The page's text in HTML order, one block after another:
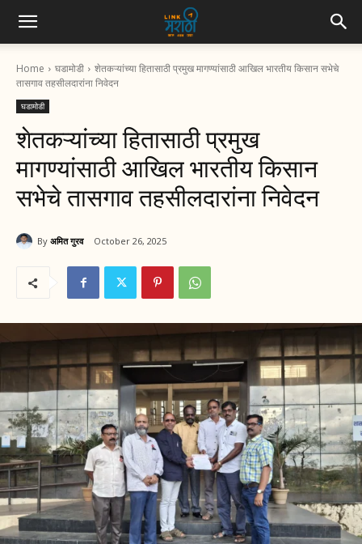
Home घडामोडी
शेतकऱ्यांच्या हितासाठी प्रमुख मागण्यांसाठी आखिल भारतीय किसान सभेचे
तासगाव तहसीलदारांना निवेदन
घडामोडी
शेतकऱ्यांच्या हितासाठी प्रमुख
मागण्यांसाठी आखिल भारतीय किसान
सभेचे तासगाव तहसीलदारांना निवेदन
By अमित गुरव October 26, 2025